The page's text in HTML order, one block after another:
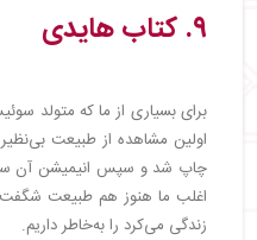
۹. کتاب هایدی
برای بسیاری از ما که متولد
اولین مشاهده از طبیعت
چاپ شد و سپس انیمیشن آن
اغلب ما هنوز هم طبیعت
زندگی می‌کرد را به‌خاطر داریم.